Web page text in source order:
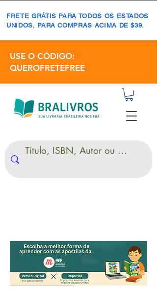
FRETE GRÁTIS PARA TODOS OS ESTADOS
UNIDOS, PARA COMPRAS ACIMA DE $39.
USE O CÓDIGO:
QUEROFRETEFREE